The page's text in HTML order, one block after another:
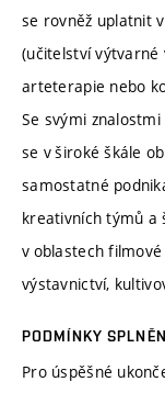
se rovněž uplatnit
(učitelství výtvarné
arteterapie nebo
Se svými
se v široké škále
samostatné
kreativních týmů a
v oblastech
výstavnictví,
PODMÍNKY
Pro úspěšné